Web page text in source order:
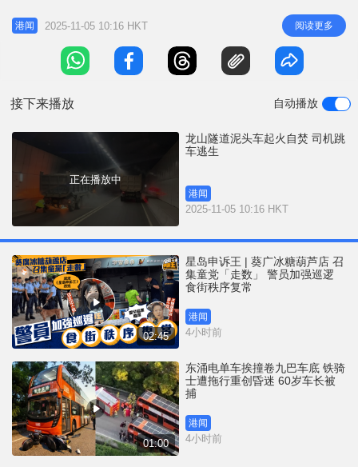
e
故影响期间，龙山隧道实施单管双程行车措施，交通
繁忙。
港闻 2025-11-05 10:16 HKT 阅读更多
接下来播放 自动播放
正在播放中
龙山隧道泥头车起火自焚 司机跳
车逃生
港闻
2025-11-05 10:16 HKT
02:45
星岛申诉王 | 葵广冰糖葫芦店 召
集童党「走数」 警员加强巡逻
食街秩序复常
港闻
4小时前
01:00
东涌电单车挨撞卷九巴车底 铁骑
士遭拖行重创昏迷 60岁车长被
捕
港闻
4小时前